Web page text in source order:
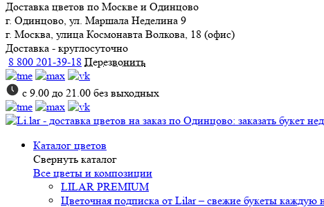
Доставка цветов по Москве и Одинцово
г. Одинцово, ул. Маршала Неделина 9
г. Москва, улица Космонавта Волкова, 18 (офис)
Доставка - круглосуточно
8 800 201-39-18 Перезвонить
с 9.00 до 21.00 без выходных
Каталог цветов
Свернуть каталог
Все цветы и композиции
LILAR PREMIUM
Цветочная подписка от Lilar – свежие букеты каждую